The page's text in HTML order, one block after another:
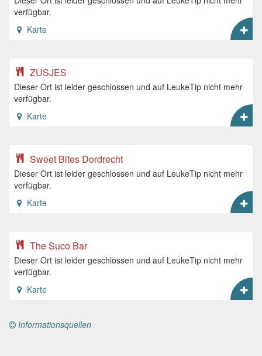
verfügbar.
Karte
ZUSJES
Dieser Ort ist leider geschlossen und auf LeukeTip nicht mehr
verfügbar.
Karte
Sweet Bites Dordrecht
Dieser Ort ist leider geschlossen und auf LeukeTip nicht mehr
verfügbar.
Karte
The Suco Bar
Dieser Ort ist leider geschlossen und auf LeukeTip nicht mehr
verfügbar.
Karte
Informationsquellen